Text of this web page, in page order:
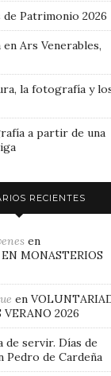
de Patrimonio 2026
Ars Venerables,
la fotografía y
a partir de una
RECIENTES
en
MONASTERIOS
en
2026
de servir. Días de
Pedro de Cardeña